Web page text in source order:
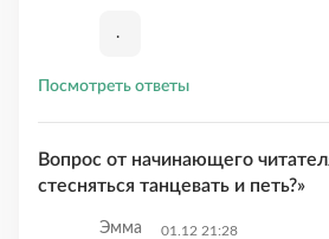
.
Посмотреть ответы
Вопрос от начинающего
стесняться танцевать и петь?»
Эмма 01.12 21:28